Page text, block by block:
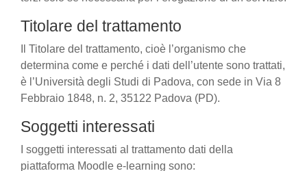
Titolare del trattamento
Il Titolare del trattamento, cioè l’organismo che
determina come e perché i dati dell’utente sono trattati,
è l’Università degli Studi di Padova, con sede in Via 8
Febbraio 1848, n. 2, 35122 Padova (PD).
Soggetti interessati
I soggetti interessati al trattamento dati della
piattaforma Moodle e-learning sono: